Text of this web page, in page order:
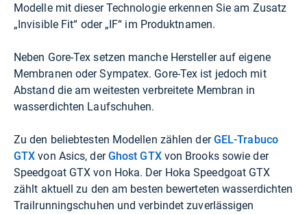
Modelle mit dieser Technologie erkennen Sie am Zusatz
„Invisible Fit“ oder „IF“ im Produktnamen.
Neben Gore-Tex setzen manche Hersteller auf eigene
Membranen oder Sympatex. Gore-Tex ist jedoch mit
Abstand die am weitesten verbreitete Membran in
wasserdichten Laufschuhen.
Zu den beliebtesten Modellen zählen derGEL-Trabuco
GTX von Asics, derGhost GTXvon Brooks sowie der
Speedgoat GTX von Hoka. Der Hoka Speedgoat GTX
zählt aktuell zu den am besten bewerteten wasserdichten
Trailrunningschuhen und verbindet zuverlässigen